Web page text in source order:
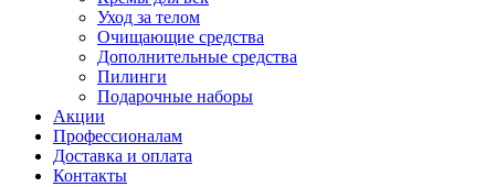
Уход за телом
Очищающие средства
Дополнительные средства
Пилинги
Подарочные наборы
Акции
Профессионалам
Доставка и оплата
Контакты